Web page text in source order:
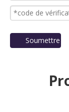
Soumettre